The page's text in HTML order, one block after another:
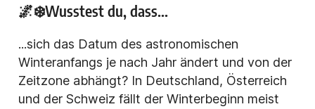
🌌❄️Wusstest du, dass...
...sich das Datum des astronomischen
Winteranfangs je nach Jahr ändert und von der
Zeitzone abhängt? In Deutschland, Österreich
und der Schweiz fällt der Winterbeginn meist